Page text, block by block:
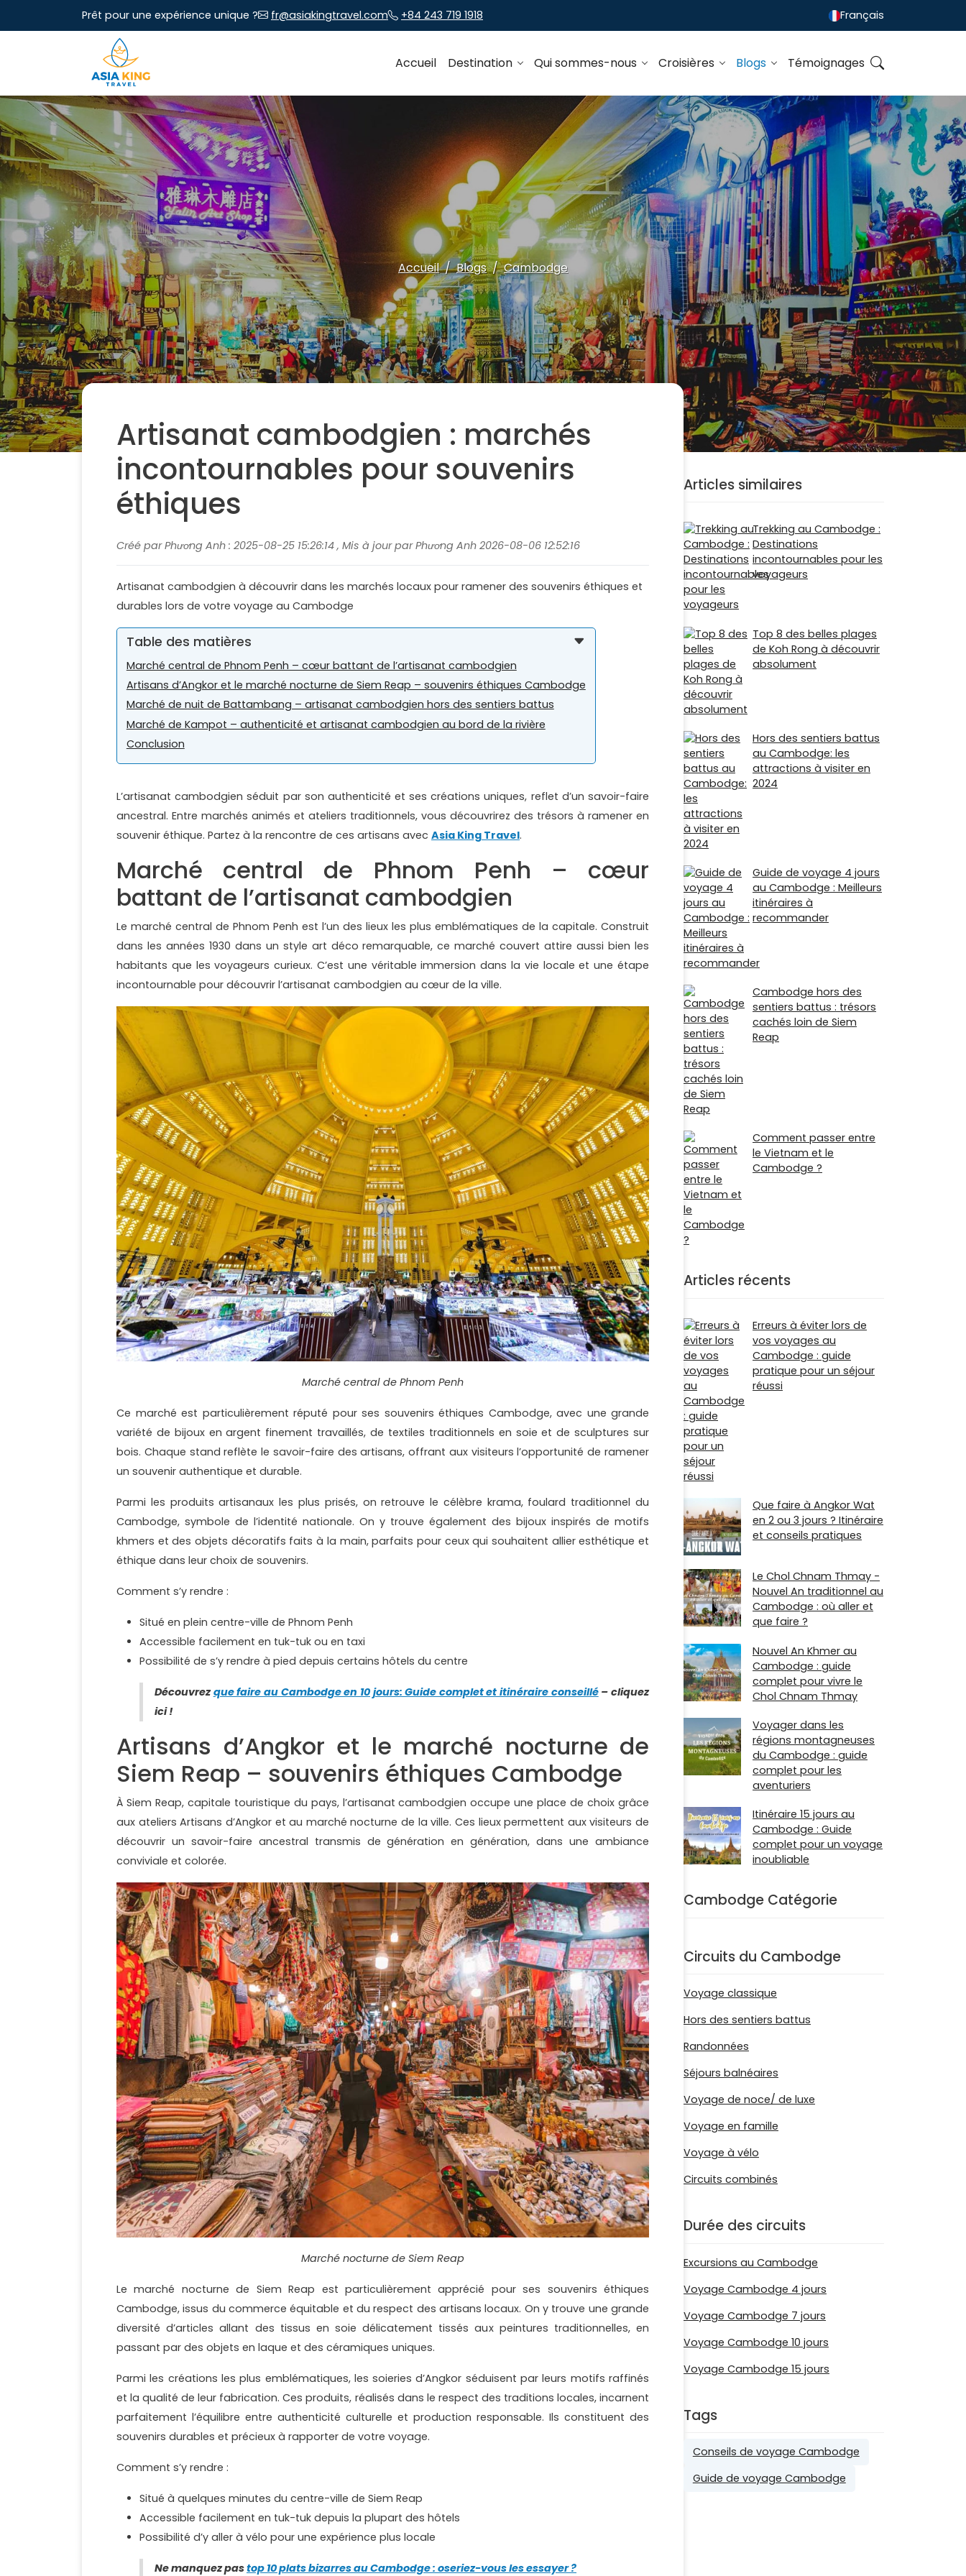
Prêt pour une expérience unique ? fr@asiakingtravel.com +84 243 719 1918 Français
Accueil Destination Qui sommes-nous Croisières Blogs Témoignages
Accueil Blogs Cambodge
Artisanat cambodgien : marchés
incontournables pour souvenirs
éthiques
Créé par Phương Anh : 2025-08-25 15:26:14 , Mis à jour par Phương Anh 2026-08-06 12:52:16
Artisanat cambodgien à découvrir dans les marchés locaux pour ramener des souvenirs éthiques et
durables lors de votre voyage au Cambodge
Table des matières
Marché central de Phnom Penh – cœur battant de l’artisanat cambodgien
Artisans d’Angkor et le marché nocturne de Siem Reap – souvenirs éthiques Cambodge
Marché de nuit de Battambang – artisanat cambodgien hors des sentiers battus
Marché de Kampot – authenticité et artisanat cambodgien au bord de la rivière
Conclusion
L’artisanat cambodgien séduit par son authenticité et ses créations uniques, reflet d’un savoir-faire
ancestral. Entre marchés animés et ateliers traditionnels, vous découvrirez des trésors à ramener en
souvenir éthique. Partez à la rencontre de ces artisans avec Asia King Travel.
Marché central de Phnom Penh – cœur
battant de l’artisanat cambodgien
Le marché central de Phnom Penh est l’un des lieux les plus emblématiques de la capitale. Construit
dans les années 1930 dans un style art déco remarquable, ce marché couvert attire aussi bien les
habitants que les voyageurs curieux. C’est une véritable immersion dans la vie locale et une étape
incontournable pour découvrir l’artisanat cambodgien au cœur de la ville.
Marché central de Phnom Penh
Ce marché est particulièrement réputé pour ses souvenirs éthiques Cambodge, avec une grande
variété de bijoux en argent finement travaillés, de textiles traditionnels en soie et de sculptures sur
bois. Chaque stand reflète le savoir-faire des artisans, offrant aux visiteurs l’opportunité de ramener
un souvenir authentique et durable.
Parmi les produits artisanaux les plus prisés, on retrouve le célèbre krama, foulard traditionnel du
Cambodge, symbole de l’identité nationale. On y trouve également des bijoux inspirés de motifs
khmers et des objets décoratifs faits à la main, parfaits pour ceux qui souhaitent allier esthétique et
éthique dans leur choix de souvenirs.
Comment s’y rendre :
Situé en plein centre-ville de Phnom Penh
Accessible facilement en tuk-tuk ou en taxi
Possibilité de s’y rendre à pied depuis certains hôtels du centre
Découvrezque faire au Cambodge en 10 jours: Guide complet et itinéraire conseillé– cliquez
ici !
Artisans d’Angkor et le marché nocturne de
Siem Reap – souvenirs éthiques Cambodge
À Siem Reap, capitale touristique du pays, l’artisanat cambodgien occupe une place de choix grâce
aux ateliers Artisans d’Angkor et au marché nocturne de la ville. Ces lieux permettent aux visiteurs de
découvrir un savoir-faire ancestral transmis de génération en génération, dans une ambiance
conviviale et colorée.
Marché nocturne de Siem Reap
Le marché nocturne de Siem Reap est particulièrement apprécié pour ses souvenirs éthiques
Cambodge, issus du commerce équitable et du respect des artisans locaux. On y trouve une grande
diversité d’articles allant des tissus en soie délicatement tissés aux peintures traditionnelles, en
passant par des objets en laque et des céramiques uniques.
Parmi les créations les plus emblématiques, les soieries d’Angkor séduisent par leurs motifs raffinés
et la qualité de leur fabrication. Ces produits, réalisés dans le respect des traditions locales, incarnent
parfaitement l’équilibre entre authenticité culturelle et production responsable. Ils constituent des
souvenirs durables et précieux à rapporter de votre voyage.
Comment s’y rendre :
Situé à quelques minutes du centre-ville de Siem Reap
Accessible facilement en tuk-tuk depuis la plupart des hôtels
Possibilité d’y aller à vélo pour une expérience plus locale
Ne manquez pastop 10 plats bizarres au Cambodge : oseriez-vous les essayer ?
Articles similaires
Trekking au Cambodge :
Destinations
incontournables pour les
voyageurs
Top 8 des belles plages
de Koh Rong à découvrir
absolument
Hors des sentiers battus
au Cambodge: les
attractions à visiter en
2024
Guide de voyage 4 jours
au Cambodge : Meilleurs
itinéraires à
recommander
Cambodge hors des
sentiers battus : trésors
cachés loin de Siem
Reap
Comment passer entre
le Vietnam et le
Cambodge ?
Articles récents
Erreurs à éviter lors de
vos voyages au
Cambodge : guide
pratique pour un séjour
réussi
Que faire à Angkor Wat
en 2 ou 3 jours ? Itinéraire
et conseils pratiques
Le Chol Chnam Thmay -
Nouvel An traditionnel au
Cambodge : où aller et
que faire ?
Nouvel An Khmer au
Cambodge : guide
complet pour vivre le
Chol Chnam Thmay
Voyager dans les
régions montagneuses
du Cambodge : guide
complet pour les
aventuriers
Itinéraire 15 jours au
Cambodge : Guide
complet pour un voyage
inoubliable
Cambodge Catégorie
Circuits du Cambodge
Voyage classique
Hors des sentiers battus
Randonnées
Séjours balnéaires
Voyage de noce/ de luxe
Voyage en famille
Voyage à vélo
Circuits combinés
Durée des circuits
Excursions au Cambodge
Voyage Cambodge 4 jours
Voyage Cambodge 7 jours
Voyage Cambodge 10 jours
Voyage Cambodge 15 jours
Tags
Conseils de voyage Cambodge
Guide de voyage Cambodge